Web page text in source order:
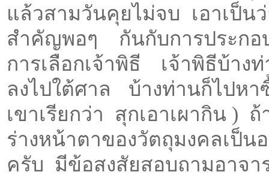
แล้วสามวันคุยไม่จบ เอาเป็น
สำคัญพอๆ กันกับการประก
การเลือกเจ้าพิธี เจ้าพิธีบ้าง
ลงไปใต้ศาล บ้างท่านก็ไปหา
เขาเรียกว่า สุกเอาเผากิน )
ร่างหน้าตาของวัตถุมงคลเป็
ครับ มีข้อสงสัยสอบถามอาจ